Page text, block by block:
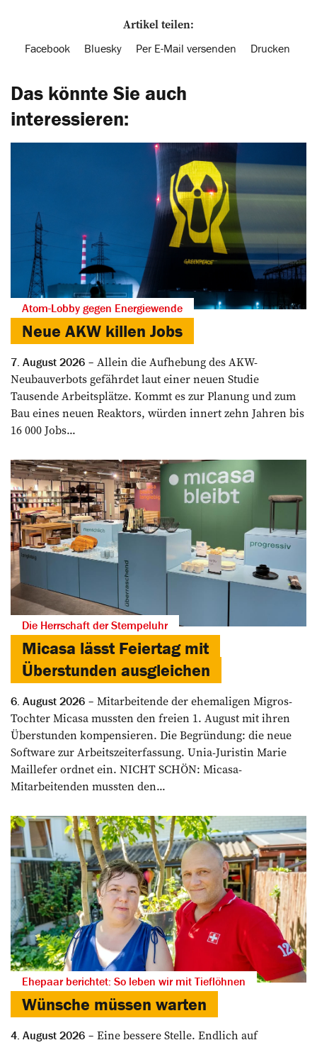
Artikel teilen:
Facebook Bluesky Per E-Mail versenden Drucken
Das könnte Sie auch
interessieren:
Atom-Lobby gegen Energiewende
Neue AKW killen Jobs
7. August 2026
Allein die Aufhebung des AKW-
Neubauverbots gefährdet laut einer neuen Studie
Tausende Arbeitsplätze. Kommt es zur Planung und zum
Bau eines neuen Reaktors, würden innert zehn Jahren bis
16 000 Jobs...
Die Herrschaft der Stempeluhr
Micasa lässt Feiertag mit
Überstunden ausgleichen
6. August 2026
Mitarbeitende der ehemaligen Migros-
Tochter Micasa mussten den freien 1. August mit ihren
Überstunden kompensieren. Die Begründung: die neue
Software zur Arbeitszeiterfassung. Unia-Juristin Marie
Maillefer ordnet ein. NICHT SCHÖN: Micasa-
Mitarbeitenden mussten den...
Ehepaar berichtet: So leben wir mit Tieflöhnen
Wünsche müssen warten
4. August 2026
Eine bessere Stelle. Endlich auf